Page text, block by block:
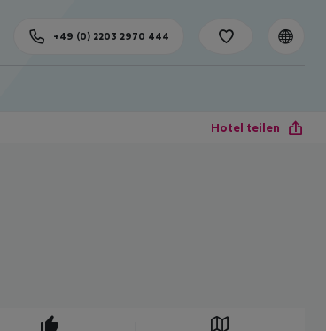
+49 (0) 2203 2970 444
Hotel teilen